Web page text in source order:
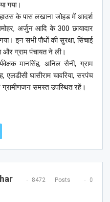
गया।
हाउस के पास लखाना जोहड में आदर्श
अर्जुन आदि के 300 छायादार
इन सभी पौधों की सुरक्षा, सिंचाई
और ग्राम पंचायत ने ली।
मानसिंह, अनिल सैनी, ग्राम
एलडीसी घासीराम चावरिया, सरपंच
ग्रामीणजन समस्त उपस्थित रहें।
8472 Posts 0